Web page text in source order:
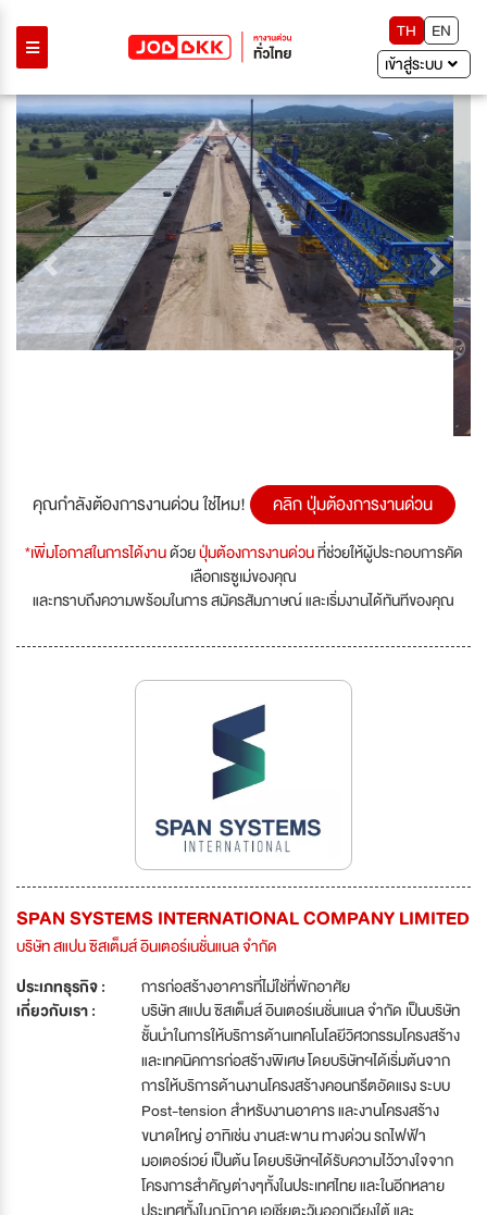
TH
EN
เข้าสู่ระบบ
Previous Next
คุณกำลังต้องการงานด่วน ใช่ไหม! คลิก ปุ่มต้องการงานด่วน
*เพิ่มโอกาสในการได้งานด้วยปุ่มต้องการงานด่วนที่ช่วยให้ผู้ประกอบการคัด
เลือกเรซูเม่ของคุณ
และทราบถึงความพร้อมในการ สมัครสัมภาษณ์ และเริ่มงานได้ทันทีของคุณ
SPAN SYSTEMS INTERNATIONAL COMPANY LIMITED
บริษัท สแปน ซิสเต็มส์ อินเตอร์เนชั่นแนล จำกัด
ประเภทธุรกิจ :
การก่อสร้างอาคารที่ไม่ใช่ที่พักอาศัย
เกี่ยวกับเรา :
บริษัท สแปน ซิสเต็มส์ อินเตอร์เนชั่นแนล จำกัด เป็นบริษัท
ชั้นนำในการให้บริการด้านเทคโนโลยีวิศวกรรมโครงสร้าง
และเทคนิคการก่อสร้างพิเศษ โดยบริษัทฯได้เริ่มต้นจาก
การให้บริการด้านงานโครงสร้างคอนกรีตอัดแรง ระบบ
Post-tension สำหรับงานอาคาร และงานโครงสร้าง
ขนาดใหญ่ อาทิเช่น งานสะพาน ทางด่วน รถไฟฟ้า
มอเตอร์เวย์ เป็นต้น โดยบริษัทฯได้รับความไว้วางใจจาก
โครงการสำคัญต่างๆทั้งในประเทศไทย และในอีกหลาย